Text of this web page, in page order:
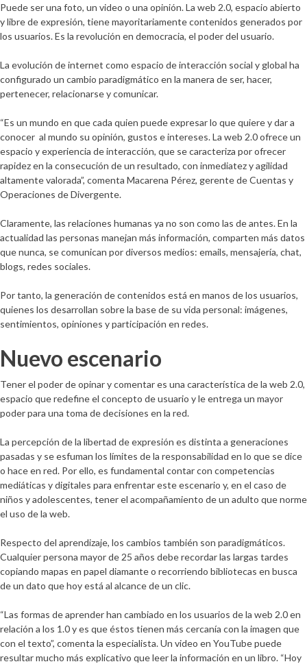
Puede ser una foto, un video o una opinión. La web 2.0, espacio abierto
y libre de expresión, tiene mayoritariamente contenidos generados por
los usuarios. Es la revolución en democracia, el poder del usuario.
La evolución de internet como espacio de interacción social y global ha
configurado un cambio paradigmático en la manera de ser, hacer,
pertenecer, relacionarse y comunicar.
“Es un mundo en que cada quien puede expresar lo que quiere y dar a
conocer al mundo su opinión, gustos e intereses. La web 2.0 ofrece un
espacio y experiencia de interacción, que se caracteriza por ofrecer
rapidez en la consecución de un resultado, con inmediatez y agilidad
altamente valorada”, comenta Macarena Pérez, gerente de Cuentas y
Operaciones de Divergente.
Claramente, las relaciones humanas ya no son como las de antes. En la
actualidad las personas manejan más información, comparten más datos
que nunca, se comunican por diversos medios: emails, mensajería, chat,
blogs, redes sociales.
Por tanto, la generación de contenidos está en manos de los usuarios,
quienes los desarrollan sobre la base de su vida personal: imágenes,
sentimientos, opiniones y participación en redes.
Nuevo escenario
Tener el poder de opinar y comentar es una característica de la web 2.0,
espacio que redefine el concepto de usuario y le entrega un mayor
poder para una toma de decisiones en la red.
La percepción de la libertad de expresión es distinta a generaciones
pasadas y se esfuman los límites de la responsabilidad en lo que se dice
o hace en red. Por ello, es fundamental contar con competencias
mediáticas y digitales para enfrentar este escenario y, en el caso de
niños y adolescentes, tener el acompañamiento de un adulto que norme
el uso de la web.
Respecto del aprendizaje, los cambios también son paradigmáticos.
Cualquier persona mayor de 25 años debe recordar las largas tardes
copiando mapas en papel diamante o recorriendo bibliotecas en busca
de un dato que hoy está al alcance de un clic.
“Las formas de aprender han cambiado en los usuarios de la web 2.0 en
relación a los 1.0 y es que éstos tienen más cercanía con la imagen que
con el texto”, comenta la especialista. Un video en YouTube puede
resultar mucho más explicativo que leer la información en un libro. “Hoy